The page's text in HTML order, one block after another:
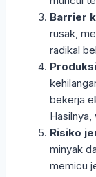
Barrier
rusak,
radikal
bekerja
Hasilnya,
Risiko
minyak
memicu